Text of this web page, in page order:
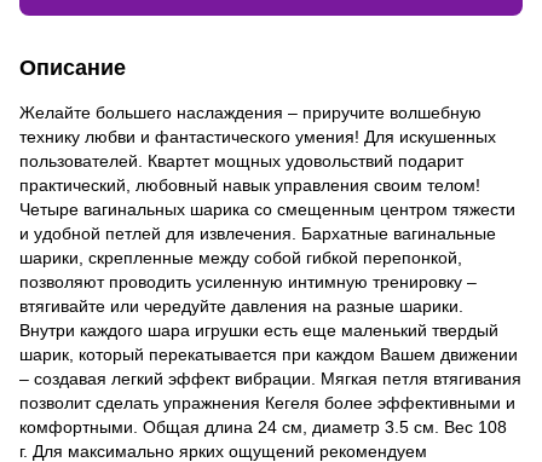
Описание
Желайте большего наслаждения – приручите волшебную
технику любви и фантастического умения! Для искушенных
пользователей. Квартет мощных удовольствий подарит
практический, любовный навык управления своим телом!
Четыре вагинальных шарика со смещенным центром тяжести
и удобной петлей для извлечения. Бархатные вагинальные
шарики, скрепленные между собой гибкой перепонкой,
позволяют проводить усиленную интимную тренировку –
втягивайте или чередуйте давления на разные шарики.
Внутри каждого шара игрушки есть еще маленький твердый
шарик, который перекатывается при каждом Вашем движении
– создавая легкий эффект вибрации. Мягкая петля втягивания
позволит сделать упражнения Кегеля более эффективными и
комфортными. Общая длина 24 см, диаметр 3.5 см. Вес 108
г. Для максимально ярких ощущений рекомендуем